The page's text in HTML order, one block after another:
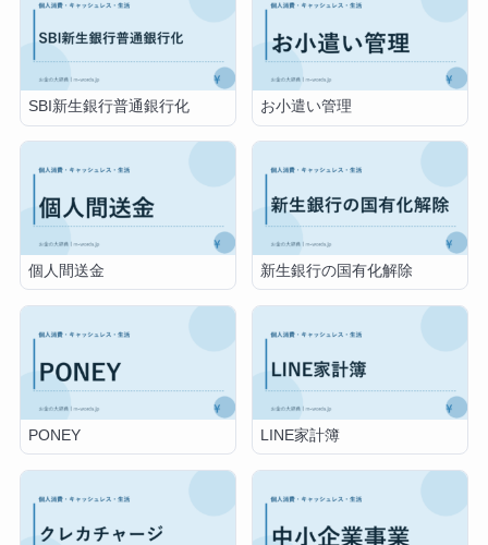
SBI新生銀行普通銀行化 お小遣い管理
個人間送金 新生銀行の国有化解除
PONEY LINE家計簿